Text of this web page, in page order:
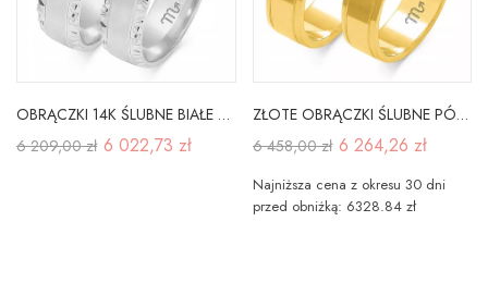
OBRĄCZKI 14K ŚLUBNE BIAŁE ZŁOTO 6mm GRAWER O-106B
6 209,00 zł 6 022,73 zł
ZŁOTE OBRĄCZKI ŚLUBNE PÓŁOKRĄGŁE 585 5,5mm A-209
6 458,00 zł 6 264,26 zł
Najniższa cena z okresu 30 dni
przed obniżką: 6328.84 zł